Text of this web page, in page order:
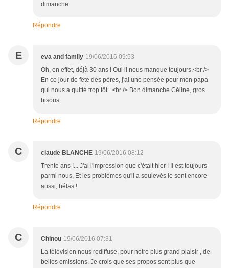
dimanche
Répondre
E eva and family 19/06/2016 09:53
Oh, en effet, déjà 30 ans ! Oui il nous manque toujours.<br />
En ce jour de fête des pères, j'ai une pensée pour mon papa
qui nous a quitté trop tôt...<br /> Bon dimanche Céline, gros
bisous
Répondre
C claude BLANCHE 19/06/2016 08:12
Trente ans !... J'ai l'impression que c'était hier ! Il est toujours
parmi nous, Et les problèmes qu'il a soulevés le sont encore
aussi, hélas !
Répondre
C Chinou 19/06/2016 07:31
La télévision nous rediffuse, pour notre plus grand plaisir , de
belles emissions. Je crois que ses propos sont plus que